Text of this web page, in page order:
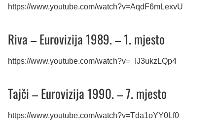
https://www.youtube.com/watch?v=AqdF6mLexvU
Riva – Eurovizija 1989. – 1. mjesto
https://www.youtube.com/watch?v=_IJ3ukzLQp4
Tajči – Eurovizija 1990. – 7. mjesto
https://www.youtube.com/watch?v=Tda1oYY0Lf0